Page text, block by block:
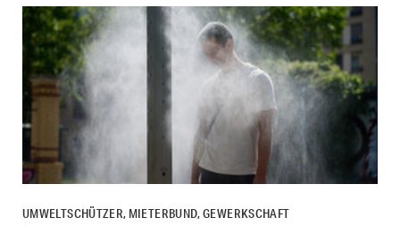
UMWELTSCHÜTZER, MIETERBUND, GEWERKSCHAFT